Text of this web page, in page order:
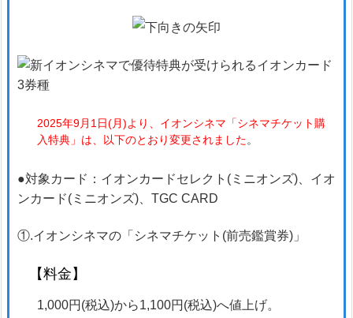
2025年9月1日(月)より、イオンシネマ「シネマチケット購
入特典」は、以下のとおり変更されました。
●対象カード：イオンカードセレクト(ミニオンズ)、イオ
ンカード(ミニオンズ)、TGC CARD
①.イオンシネマの「シネマチケット(前売鑑賞券)」
【料金】
1,000円(税込)から1,100円(税込)へ値上げ。